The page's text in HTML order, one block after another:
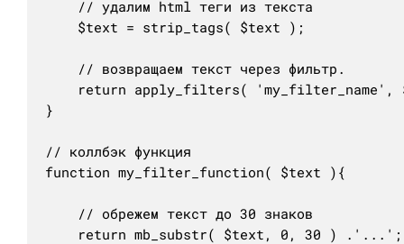
}
// коллбэк функция
function my_filter_function( $text ){